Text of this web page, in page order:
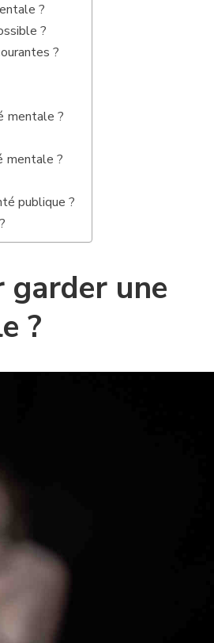
?
?
?
mentale ?
mentale ?
publique ?
garder une
?